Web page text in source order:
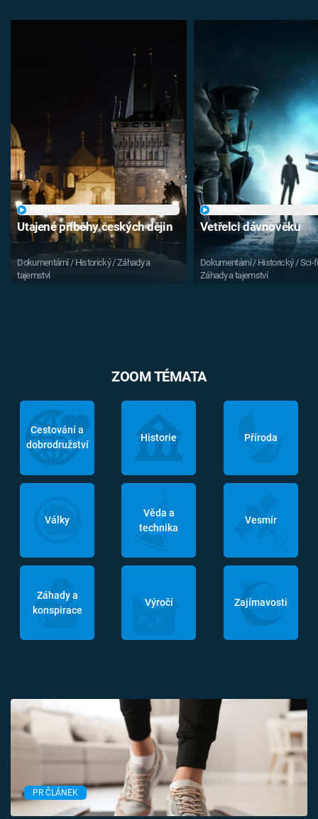
Utajené příběhy českých dějin
Dokumentární / Historický / Záhady a
tajemství
Vetřelci dávnověku
Dokumentární / Historický / Sci-
Záhady a tajemství
ZOOM TÉMATA
Cestování a
dobrodružství
Historie Příroda
Války
Věda a
technika
Vesmír
Záhady a
konspirace
Výročí Zajímavosti
PR ČLÁNEK